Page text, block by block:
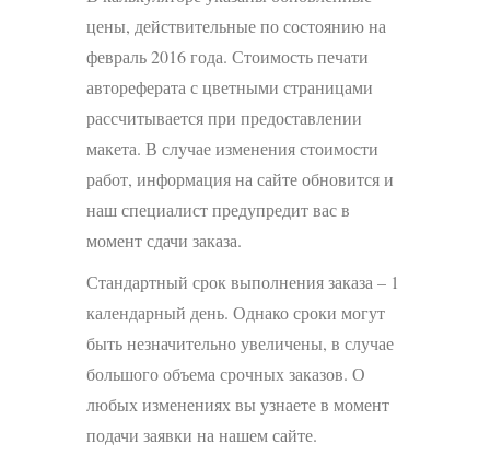
цены, действительные по состоянию на
февраль 2016 года. Стоимость печати
автореферата с цветными страницами
рассчитывается при предоставлении
макета. В случае изменения стоимости
работ, информация на сайте обновится и
наш специалист предупредит вас в
момент сдачи заказа.
Стандартный срок выполнения заказа – 1
календарный день. Однако сроки могут
быть незначительно увеличены, в случае
большого объема срочных заказов. О
любых изменениях вы узнаете в момент
подачи заявки на нашем сайте.